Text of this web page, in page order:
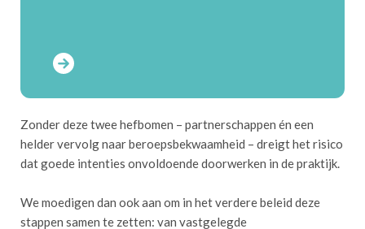
Zonder deze twee hefbomen – partnerschappen én een
helder vervolg naar beroepsbekwaamheid – dreigt het risico
dat goede intenties onvoldoende doorwerken in de praktijk.
We moedigen dan ook aan om in het verdere beleid deze
stappen samen te zetten: van vastgelegde